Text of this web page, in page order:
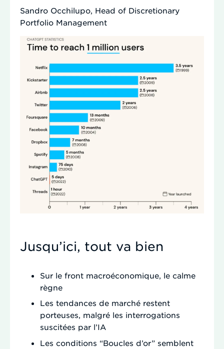
Sandro Occhilupo, Head of Discretionary
Portfolio Management
Jusqu’ici, tout va bien
Sur le front macroéconomique, le calme
règne
Les tendances de marché restent
porteuses, malgré les interrogations
suscitées par l’IA
Les conditions “Boucles d’or” semblent